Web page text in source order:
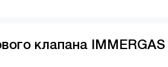
клапана IMMERGAS